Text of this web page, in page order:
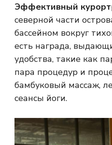
Эффективный курорт
северной части
бассейном вокруг
есть награда,
удобства, такие как
пара процедур и
бамбуковый массаж,
сеансы йоги.